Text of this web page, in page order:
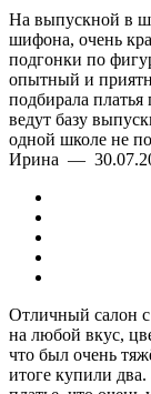
На выпускной в
шифона, очень
подгонки по
опытный и
подбирала
ведут базу
одной школе не
Ирина —
Отличный салон
на любой вкус,
что был очень
итоге купили